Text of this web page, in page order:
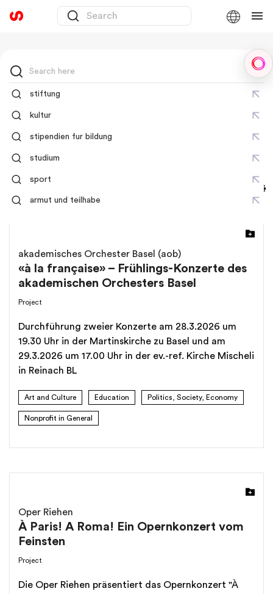
stiftung
kultur
stipendien fur bildung
studium
sport
armut und teilhabe
Search results
18320 results found
akademisches Orchester Basel (aob)
«à la française» – Frühlings-Konzerte des
akademischen Orchesters Basel
Project
Durchführung zweier Konzerte am 28.3.2026 um
19.30 Uhr in der Martinskirche zu Basel und am
29.3.2026 um 17.00 Uhr in der ev.-ref. Kirche Mischeli
in Reinach BL
Art and Culture Education Politics, Society, Economy
Nonprofit in General
Oper Riehen
À Paris! A Roma! Ein Opernkonzert vom
Feinsten
Project
Die Oper Riehen präsentiert das Opernkonzert "À